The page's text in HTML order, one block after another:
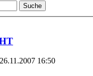
16:50